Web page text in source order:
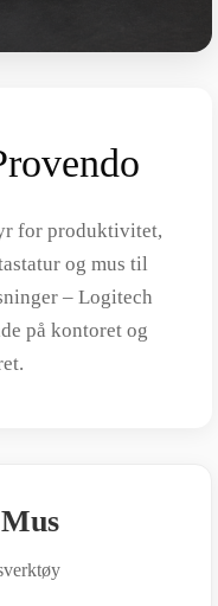
for produktivitet,
og mus til
– Logitech
på kontoret og